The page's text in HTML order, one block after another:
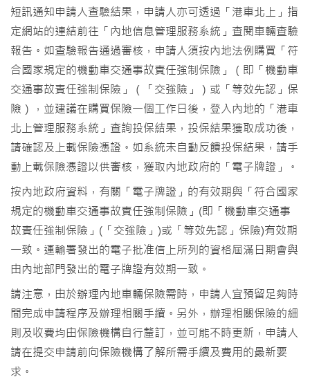
短訊通知申請人查驗結果，申請人亦可透過「港車北上」指
定網站的連結前往「內地信息管理服務系統」查閱車輛查驗
報告。如查驗報告通過審核，申請人須按內地法例購買「符
合國家規定的機動車交通事故責任強制保險」（即「機動車
交通事故責任強制保險」（「交強險」）或「等效先認」保
險），並建議在購買保險一個工作日後，登入內地的「港車
北上管理服務系統」查詢投保結果，投保結果獲取成功後，
請確認及上載保險憑證。如系統未自動反饋投保結果，請手
動上載保險憑證以供審核，獲取內地政府的「電子牌證」。
按內地政府資料，有關「電子牌證」的有效期與「符合國家
規定的機動車交通事故責任強制保險」(即「機動車交通事
故責任強制保險」(「交強險」)或「等效先認」保險)有效期
一致。運輸署發出的電子批准信上所列的資格屆滿日期會與
由內地部門發出的電子牌證有效期一致。
請注意，由於辦理內地車輛保險需時，申請人宜預留足夠時
間完成申請程序及辦理相關手續。另外，辦理相關保險的細
則及收費均由保險機構自行釐訂，並可能不時更新，申請人
請在提交申請前向保險機構了解所需手續及費用的最新要
求。